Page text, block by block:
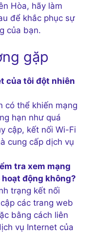
Hòa, hãy làm
để khắc phục sự
của bạn.
gặp
của tôi đột nhiên
có thể khiến mạng
hạn như quá
cập, kết nối Wi-Fi
cung cấp dịch vụ
tra xem mạng
động không?
trạng kết nối
các trang web
bằng cách liên
vụ Internet của